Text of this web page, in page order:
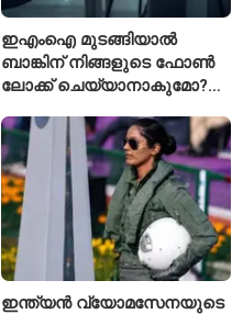
ഇഎംഐ മുടങ്ങിയാൽ
ബാങ്കിന് നിങ്ങളുടെ ഫോൺ
ലോക്ക് ചെയ്യാനാകുമോ?
ചട്ടങ്ങൾ ഇങ്ങനെ
ഇന്ത്യൻ വ്യോമസേനയുടെ